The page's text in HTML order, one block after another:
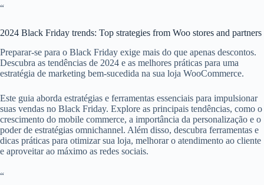
“
2024 Black Friday trends: Top strategies from Woo stores and partners
Preparar-se para o Black Friday exige mais do que apenas descontos.
Descubra as tendências de 2024 e as melhores práticas para uma
estratégia de marketing bem-sucedida na sua loja WooCommerce.
Este guia aborda estratégias e ferramentas essenciais para impulsionar
suas vendas no Black Friday. Explore as principais tendências, como o
crescimento do mobile commerce, a importância da personalização e o
poder de estratégias omnichannel. Além disso, descubra ferramentas e
dicas práticas para otimizar sua loja, melhorar o atendimento ao cliente
e aproveitar ao máximo as redes sociais.
“